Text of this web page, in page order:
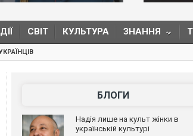
СВІТ КУЛЬТУРА ЗНАННЯ
БЛОГИ
Надія лише на культ жінки в
українській культурі